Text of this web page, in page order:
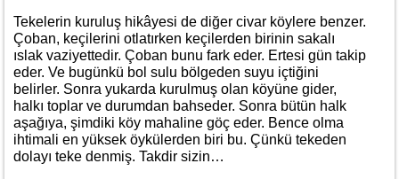
Tekelerin kuruluş hikâyesi de diğer civar köylere benzer.
Çoban, keçilerini otlatırken keçilerden birinin sakalı
ıslak vaziyettedir. Çoban bunu fark eder. Ertesi gün takip
eder. Ve bugünkü bol sulu bölgeden suyu içtiğini
belirler. Sonra yukarda kurulmuş olan köyüne gider,
halkı toplar ve durumdan bahseder. Sonra bütün halk
aşağıya, şimdiki köy mahaline göç eder. Bence olma
ihtimali en yüksek öykülerden biri bu. Çünkü tekeden
dolayı teke denmiş. Takdir sizin…